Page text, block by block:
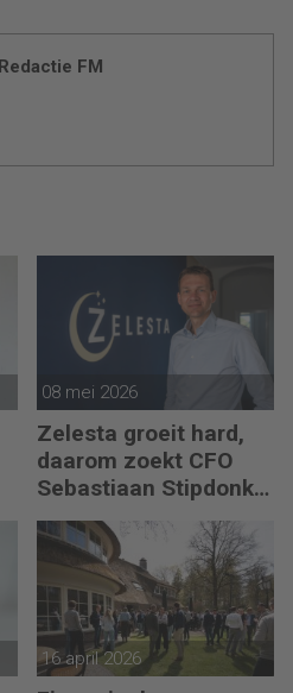
Redactie FM
08 mei 2026
Zelesta groeit hard,
daarom zoekt CFO
Sebastiaan Stipdonk
een Controller
16 april 2026